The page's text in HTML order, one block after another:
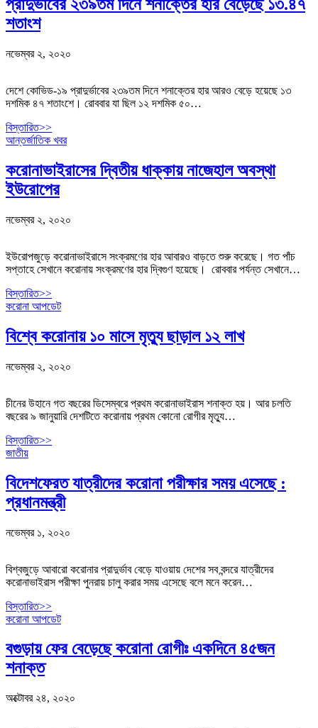
প্রাদুর্ভাবের ২৩৯তম দিনে শনাক্তের হার বেড়েছে ১৩.৪৭
শতাংশ
নভেম্বর ২, ২০২০
দেশে কোভিড-১৯ প্রাদুর্ভাবের ২৩৯তম দিনে শনাক্তের হার আরও বেড়ে হয়েছে ১৩
দশমিক ৪৭ শতাংশে। রোববার যা ছিল ১২ দশমিক ৫০…
বিস্তারিত>>
আন্তর্জাতিক খবর
করোনাভাইরাসের দ্বিতীয় ধাক্কায় নাজেহাল অবস্থা
ইউরোপের
নভেম্বর ২, ২০২০
ইউরোপজুড়ে করোনাভাইরাসে সংক্রমণের হার আবারও বাড়তে শুরু করেছে। গত পাঁচ
সপ্তাহে সেখানে করোনায় সংক্রমণের হার দ্বিগুণ হয়েছে। রোববার পর্যন্ত সেখানে…
বিস্তারিত>>
করোনা আপডেট
বিশ্বে করোনায় ১০ মাসে মৃত্যু ছাড়াল ১২ লাখ
নভেম্বর ২, ২০২০
চীনের উহানে গত বছরের ডিসেম্বরে প্রথম করোনাভাইরাস শনাক্ত হয়। আর চলতি
বছরের ৯ জানুয়ারি দেশটিতে করোনায় প্রথম কোনো রোগীর মৃত্যু…
বিস্তারিত>>
জাতীয়
বিদেশফেরত যাত্রীদের করোনা পরীক্ষার সময় এসেছে :
প্রধানমন্ত্রী
নভেম্বর ১, ২০২০
বিশ্বজুড়ে আবারো করোনার প্রাদুর্ভাব বেড়ে যাওয়ায় দেশের সব বন্দরে যাত্রীদের
করোনাভাইরাস পরীক্ষা পুনরায় চালু করার সময় এসেছে বলে মনে করেন…
বিস্তারিত>>
করোনা আপডেট
বগুড়ায় ফের বেড়েছে করোনা রোগীঃ একদিনে ৪৫জন
শনাক্ত
অক্টোবর ২৪, ২০২০